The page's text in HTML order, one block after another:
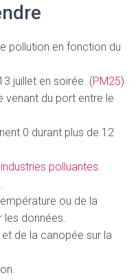
pollution en fonction du
juillet en soirée. (PM25)
venant du port entre le
0 durant plus de 12
industries polluantes
ou de la
données.
de la canopée sur la